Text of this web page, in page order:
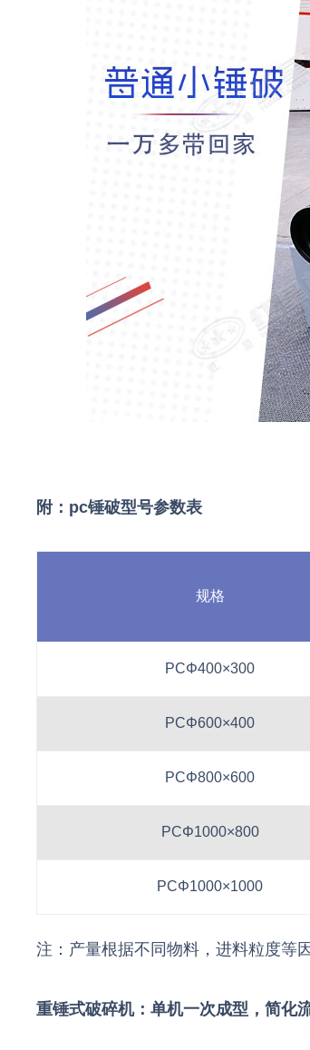
附：pc锤破型号参数表
规格
PCΦ400×300
PCΦ600×400
PCΦ800×600
PCΦ1000×800
PCΦ1000×1000
注：产量根据不同物料，进料粒度等
重锤式破碎机：单机一次成型，简化